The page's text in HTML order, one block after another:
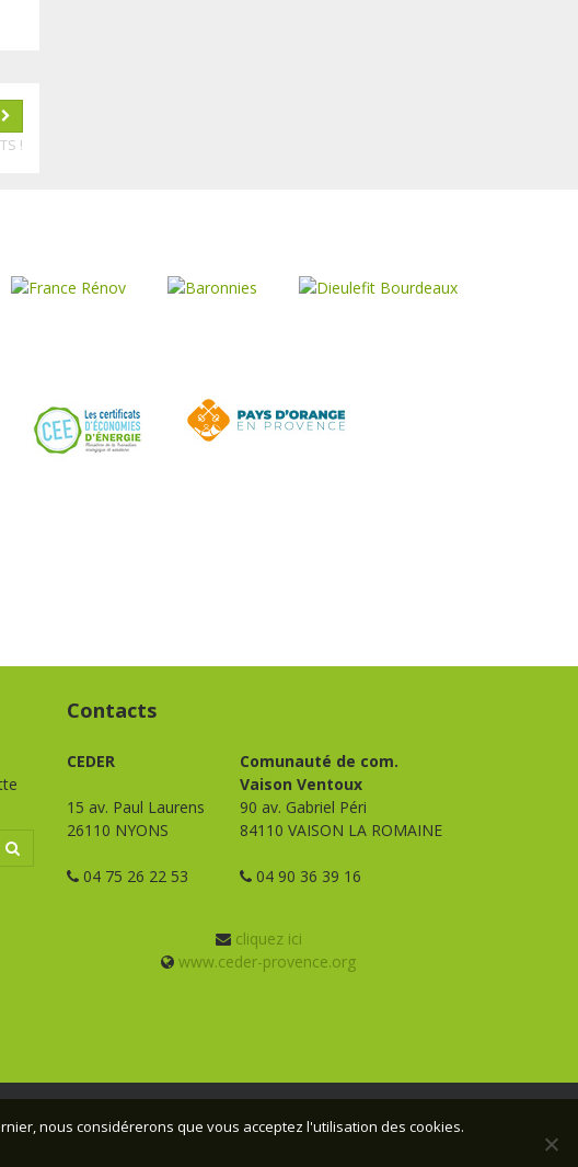
!
nous considérerons que vous acceptez l'utilisation des cookies.
Contacts
CEDER
15 av. Paul Laurens
26110 NYONS
04 75 26 22 53
Comunauté de com.
Vaison Ventoux
90 av. Gabriel Péri
84110 VAISON LA ROMAINE
04 90 36 39 16
cliquez ici
www.ceder-provence.org
- Conception :Webmas